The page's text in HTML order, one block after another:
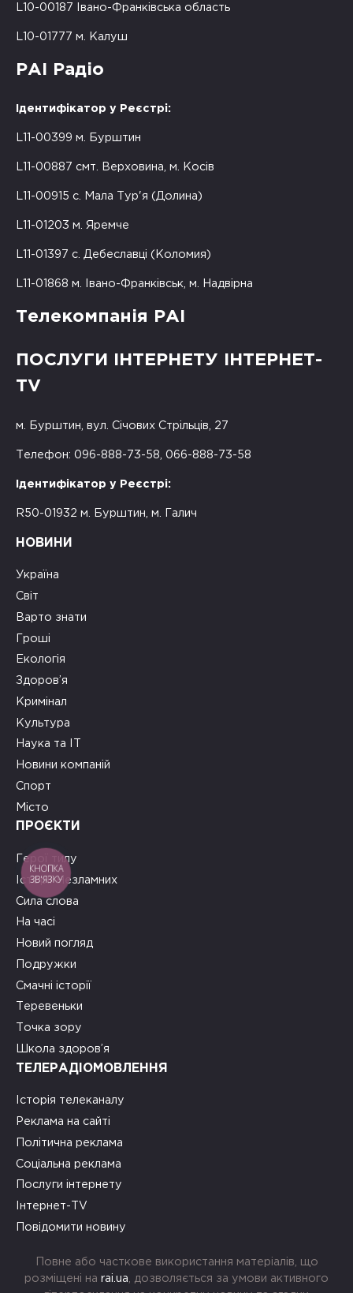
L10-00187 Івано-Франківська область
L10-01777 м. Калуш
РАІ Радіо
Ідентифікатор у Реєстрі:
L11-00399 м. Бурштин
L11-00887 смт. Верховина, м. Косів
L11-00915 с. Мала Тур'я (Долина)
L11-01203 м. Яремче
L11-01397 с. Дебеславці (Коломия)
L11-01868 м. Івано-Франківськ, м. Надвірна
Телекомпанія РАІ
ПОСЛУГИ ІНТЕРНЕТУ ІНТЕРНЕТ-
TV
м. Бурштин, вул. Січових Стрільців, 27
Телефон: 096-888-73-58, 066-888-73-58
Ідентифікатор у Реєстрі:
R50-01932 м. Бурштин, м. Галич
НОВИНИ
Україна
Світ
Варто знати
Гроші
Екологія
Здоров’я
Кримінал
Культура
Наука та ІТ
Новини компаній
Спорт
Місто
ПРОЄКТИ
Герої тилу
Історії Незламних
Сила слова
На часі
Новий погляд
Подружки
Смачні історії
Теревеньки
Точка зору
Школа здоров’я
ТЕЛЕРАДІОМОВЛЕННЯ
Історія телеканалу
Реклама на сайті
Політична реклама
Соціальна реклама
Послуги інтернету
Інтернет-TV
Повідомити новину
Повне або часткове використання матеріалів, що
розміщені на rai.ua , дозволяється за умови активного
КНОПКА
ЗВ'ЯЗКУ